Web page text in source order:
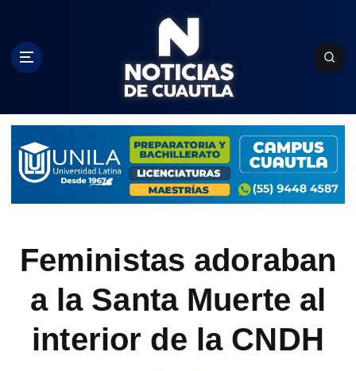
c
Feministas adoraban
a la Santa Muerte al
interior de la CNDH